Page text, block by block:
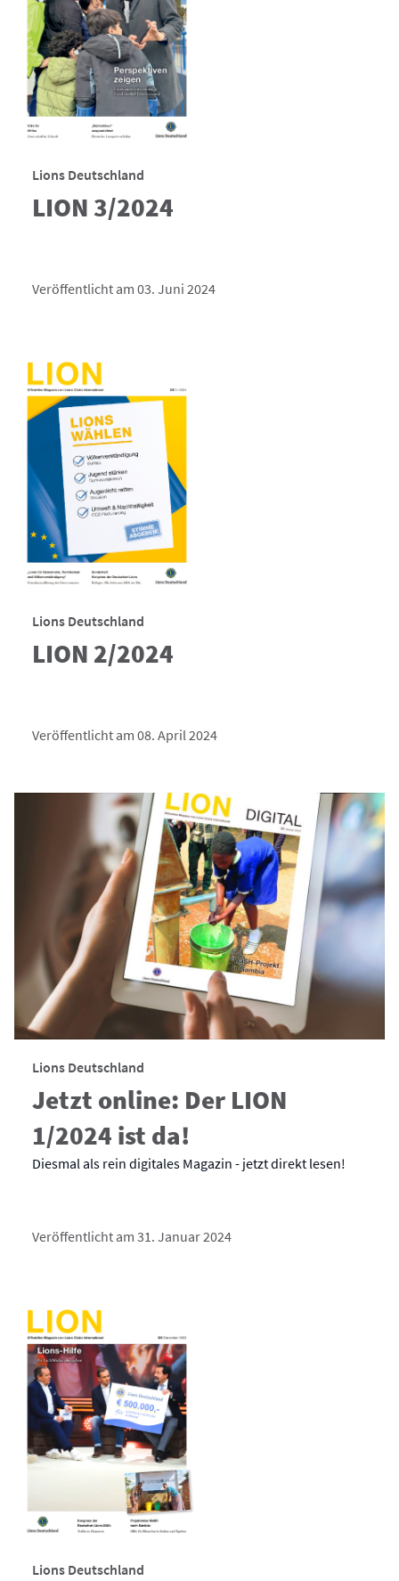
Lions Deutschland
LION 3/2024
Veröffentlicht am 03. Juni 2024
Lions Deutschland
LION 2/2024
Veröffentlicht am 08. April 2024
Lions Deutschland
Jetzt online: Der LION
1/2024 ist da!
Diesmal als rein digitales Magazin - jetzt direkt lesen!
Veröffentlicht am 31. Januar 2024
Lions Deutschland